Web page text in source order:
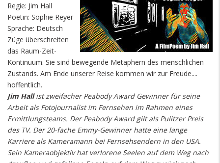
Regie: Jim Hall
Poetin: Sophie Reyer
Sprache: Deutsch
Züge überschreiten
das Raum-Zeit-
Kontinuum. Sie sind bewegende Metaphern des menschlichen
Zustands. Am Ende unserer Reise kommen wir zur Freude....
hoffentlich.
Jim Hallist zweifacher Peabody Award Gewinner für seine
Arbeit als Fotojournalist im Fernsehen im Rahmen eines
Ermittlungsteams. Der Peabody Award gilt als Pulitzer Preis
des TV. Der 20-fache Emmy-Gewinner hatte eine lange
Karriere als Kameramann bei Fernsehsendern in den USA.
Sein Kameraobjektiv hat verlorene Seelen auf dem Weg nach